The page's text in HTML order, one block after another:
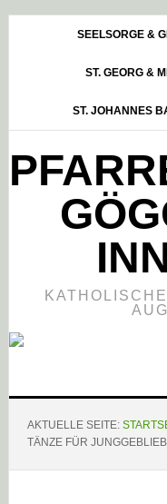
HauptsidebarSEELSORGE &
ST. GEORG &
ST. JOHANNES
AKTUELLE SEITE:
TÄNZE FÜR